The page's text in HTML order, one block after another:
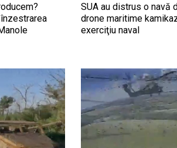
SUA au distrus o navă
drone maritime
exerciţiu naval